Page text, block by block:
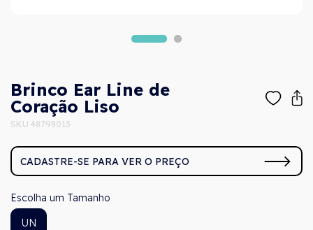
Brinco Ear Line de
Coração Liso
SKU 48798013
CADASTRE-SE PARA VER O PREÇO
Tamanho
UN